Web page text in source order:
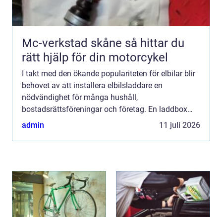
Mc-verkstad skåne så hittar du
rätt hjälp för din motorcykel
I takt med den ökande populariteten för elbilar blir
behovet av att installera elbilsladdare en
nödvändighet för många hushåll,
bostadsrättsföreningar och företag. En laddbox
erbjuder inte bara bekv...
admin 11 juli 2026